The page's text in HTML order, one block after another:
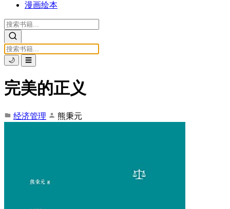
漫画绘本
🌙 ☰
完美的正义
经济管理 熊秉元